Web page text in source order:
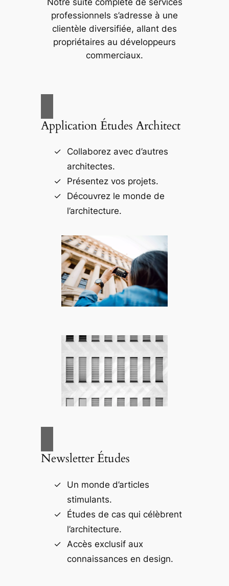
Notre suite complète de services
professionnels s’adresse à une
clientèle diversifiée, allant des
propriétaires au développeurs
commerciaux.
Application Études Architect
Collaborez avec d’autres
architectes.
Présentez vos projets.
Découvrez le monde de
l’architecture.
Newsletter Études
Un monde d’articles
stimulants.
Études de cas qui célèbrent
l’architecture.
Accès exclusif aux
connaissances en design.